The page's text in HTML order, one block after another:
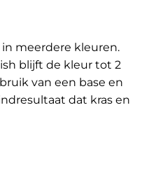
meerdere kleuren.
blijft de kleur tot 2
van een base en
dat kras en